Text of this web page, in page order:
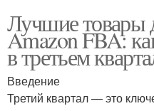
Лучшие товары
Amazon FBA:
в третьем
Введение
Третий квартал — это